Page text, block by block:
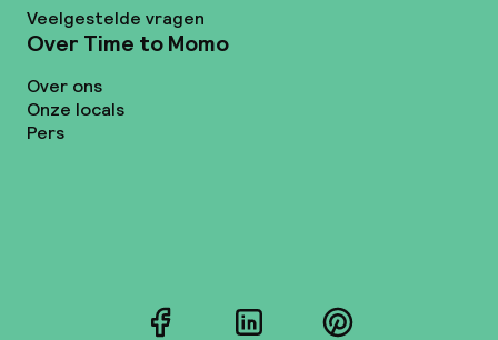
Veelgestelde vragen
Over Time to Momo
Over ons
Onze locals
Pers
FacebookLinkedInPinterest